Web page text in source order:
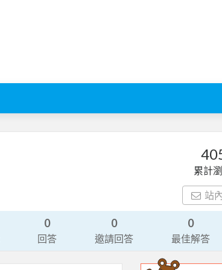
累計
站
0
回答
0
邀請回答
0
最佳解答